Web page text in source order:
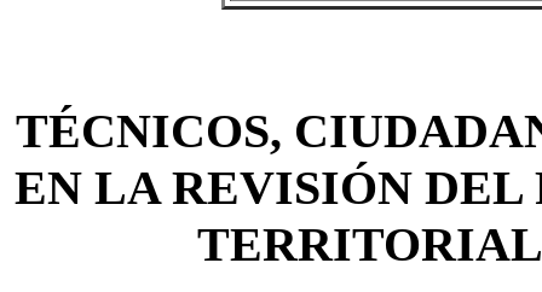
TÉCNICOS,
EN LA REVISIÓN